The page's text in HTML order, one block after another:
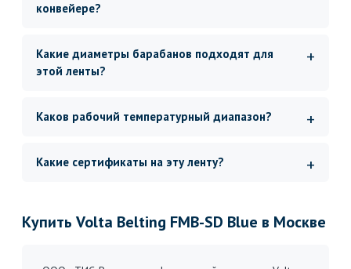
конвейере?
Какие диаметры барабанов подходят для
этой ленты?
Каков рабочий температурный диапазон?
Какие сертификаты на эту ленту?
Купить Volta Belting FMB-SD Blue в Москве